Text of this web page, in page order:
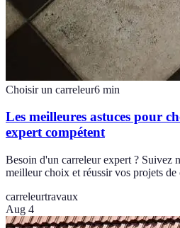
Choisir un carreleur6 min
Les meilleures astuces pour
expert compétent
Besoin d'un carreleur expert ? Suivez
meilleur choix et réussir vos projets de
carreleurtravaux
Aug 4